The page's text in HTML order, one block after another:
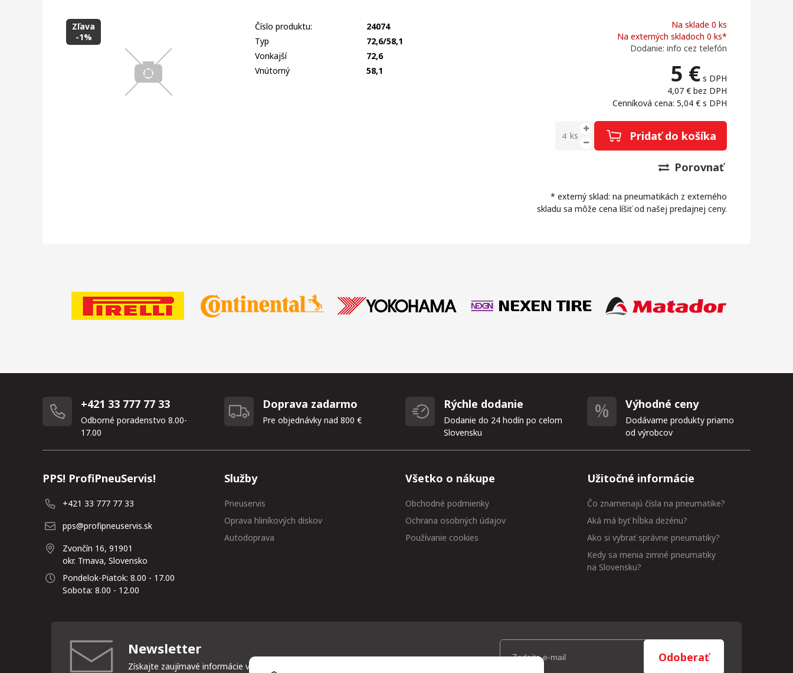
Zľava
-1%
Na sklade 0 ks
Na externých skladoch 0 ks*
Dodanie: info cez telefón
5 € s DPH
4,07 € bez DPH
Cenníková cena: 5,04 € s DPH
ks Pridať do košíka
Porovnať
* externý sklad: na pneumatikách z externého
skladu sa môže cena líšiť od našej predajnej ceny.
Číslo produktu:
24074
Typ
72,6/58,1
Vonkajší
72,6
Vnútorný
58,1
+421 33 777 77 33
Odborné poradenstvo 8.00-
17.00
Doprava zadarmo
Pre objednávky nad 800 €
Rýchle dodanie
Dodanie do 24 hodín po celom
Slovensku
Výhodné ceny
Dodávame produkty priamo
od výrobcov
PPS! ProfiPneuServis!
+421 33 777 77 33
pps@profipneuservis.sk
Zvončín 16, 91901
okr. Trnava, Slovensko
Pondelok-Piatok: 8.00 - 17.00
Sobota: 8.00 - 12.00
Služby
Pneuservis
Oprava hliníkových diskov
Autodoprava
Všetko o nákupe
Obchodné podmienky
Ochrana osobných údajov
Používanie cookies
Užitočné informácie
Čo znamenajú čísla na pneumatike?
Aká má byť hĺbka dezénu?
Ako si vybrať správne pneumatiky?
Kedy sa menia zimné pneumatiky
na Slovensku?
Newsletter
Získajte zaujímavé informácie vždy medzi prvými
Odoberať